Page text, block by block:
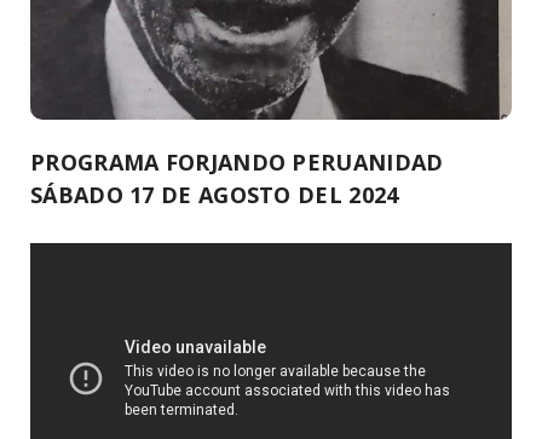
PROGRAMA FORJANDO PERUANIDAD
SÁBADO 17 DE AGOSTO DEL 2024